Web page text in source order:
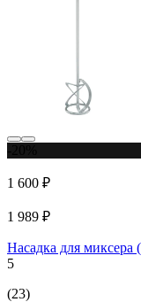
1 600 ₽
1 989 ₽
Насадка для
5
(23)